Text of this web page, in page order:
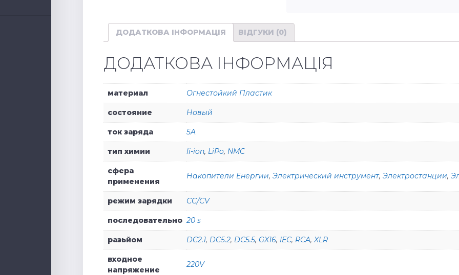
ДОДАТКОВА ІНФОРМАЦІЯ ВІДГУКИ (0)
ДОДАТКОВА ІНФОРМАЦІЯ
материал Огнестойкий Пластик
состояние Новый
ток заряда 5A
тип химии li-ion, LiPo, NMC
сфера
применения
Накопители Енергии,Электрический инструмент,Электростанции,
режим зарядки CC/CV
последовательно 20 s
разьйом DC2.1, DC5.2, DC5.5, GX16, IEC, RCA,XLR
входное
напряжение
220V